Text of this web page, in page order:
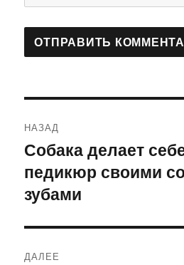
по
записям
НАЗАД
Предыдущая
запись:
Собака делает
педикюр своими
зубами
ДАЛЕЕ